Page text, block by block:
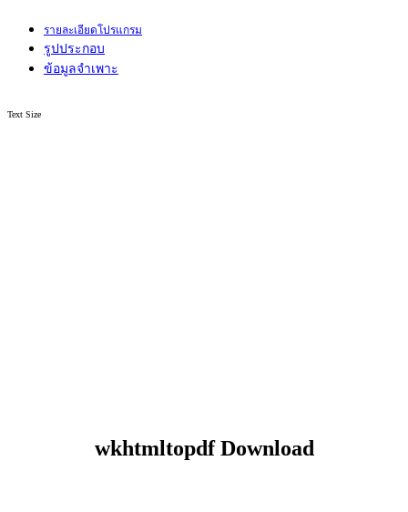
รายละเอียดโปรแกรม
รูปประกอบ
ข้อมูลจำเพาะ
Text Size
wkhtmltopdf Download